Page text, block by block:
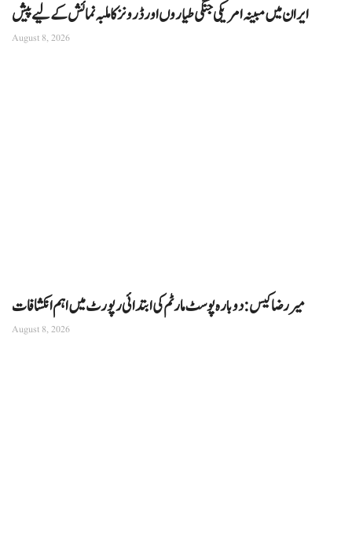
ایران میں مبینہ امریکی جنگی طیاروں اور ڈرونز کا ملبہ نمائش کے لیے پیش
August 8, 2026
میر رضا کیس: دوبارہ پوسٹ مارٹم کی ابتدائی رپورٹ میں اہم انکشافات
August 8, 2026